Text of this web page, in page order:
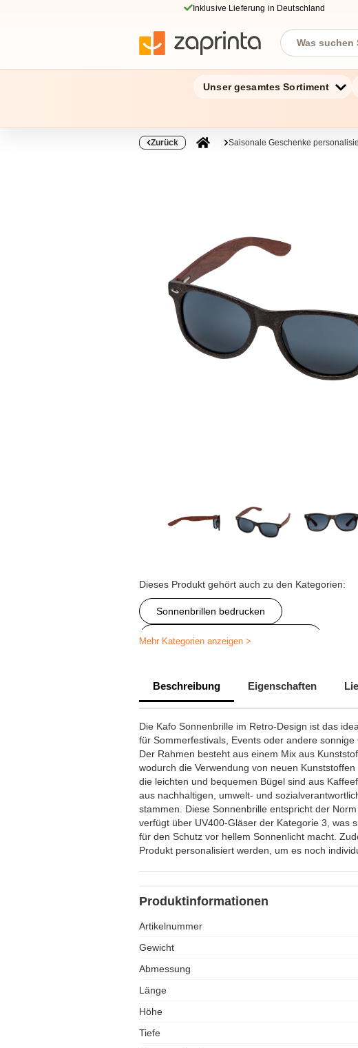
Inklusive Lieferung in Deutschland
Unser gesamtes Sortiment
Zurück Saisonale Geschenke
Dieses Produkt gehört auch zu den Kategorien:
Sonnenbrillen bedrucken
PersonalisierteArtikelfürdenStrand
Mehr Kategorien anzeigen >
Beschreibung Eigenschaften
Die Kafo Sonnenbrille im Retro-Design ist das
für Sommerfestivals, Events oder andere sonnige
Der Rahmen besteht aus einem Mix aus
wodurch die Verwendung von neuen
die leichten und bequemen Bügel sind aus
aus nachhaltigen, umwelt- und
stammen. Diese Sonnenbrille entspricht der
verfügt über UV400-Gläser der Kategorie 3, was
für den Schutz vor hellem Sonnenlicht macht.
Produkt personalisiert werden, um es noch
Produktinformationen
Artikelnummer
Gewicht
Abmessung
Länge
Höhe
Tiefe